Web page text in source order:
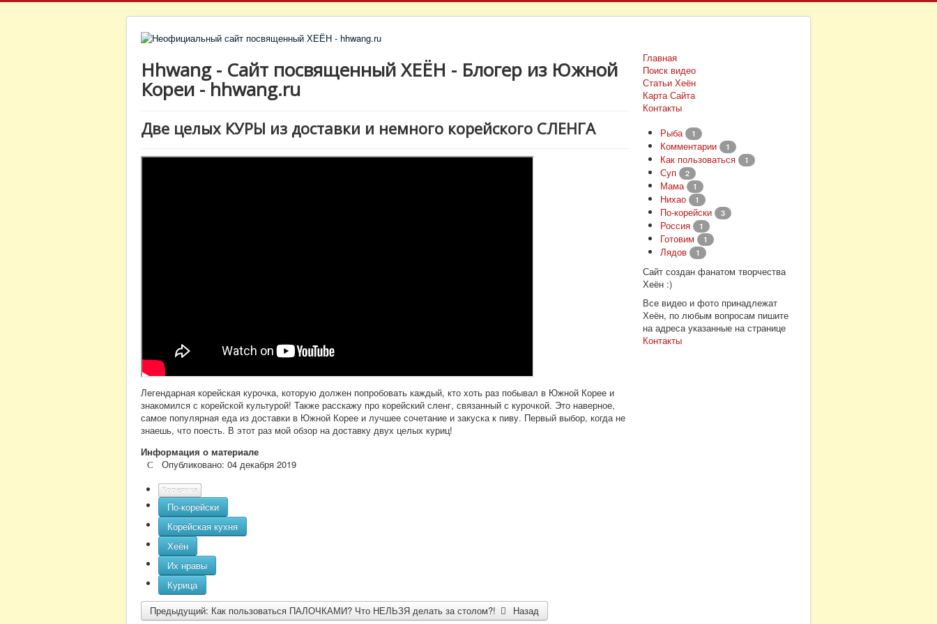
Hhwang - Сайт посвященный ХЕЁН - Блогер из Южной
Кореи - hhwang.ru
Две целых КУРЫ из доставки и немного корейского СЛЕНГА
Легендарная корейская курочка, которую должен попробовать каждый, кто хоть раз побывал в Южной Корее и
знакомился с корейской культурой! Также расскажу про корейский сленг, связанный с курочкой. Это наверное,
самое популярная еда из доставки в Южной Корее и лучшее сочетание и закуска к пиву. Первый выбор, когда не
знаешь, что поесть. В этот раз мой обзор на доставку двух целых куриц!
Информация о материале
Опубликовано: 04 декабря 2019
Кореянка
По-корейски
Корейская кухня
Хеён
Их нравы
Курица
Предыдущий: Как пользоваться ПАЛОЧКАМИ? Что НЕЛЬЗЯ делать за столом?!
Назад
Главная
Поиск видео
Статьи Хеён
Карта Сайта
Контакты
Рыба
1
Комментарии 1
Как пользоваться 1
Суп 2
Мама 1
Нихао 1
По-корейски 3
Россия 1
Готовим 1
Лядов 1
Сайт создан фанатом творчества
Хеён :)
Все видео и фото принадлежат
Хеён, по любым вопросам пишите
на адреса указанные на странице
Контакты